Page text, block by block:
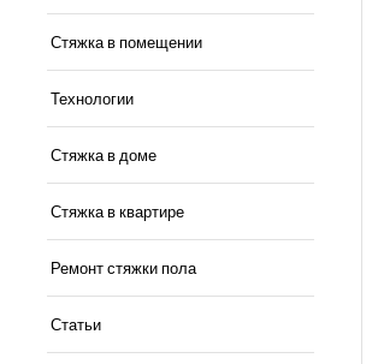
Стяжка в помещении
Технологии
Стяжка в доме
Стяжка в квартире
Ремонт стяжки пола
Статьи